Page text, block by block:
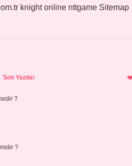
knight online nttgame Sitemap
Son Yazılar
?
?